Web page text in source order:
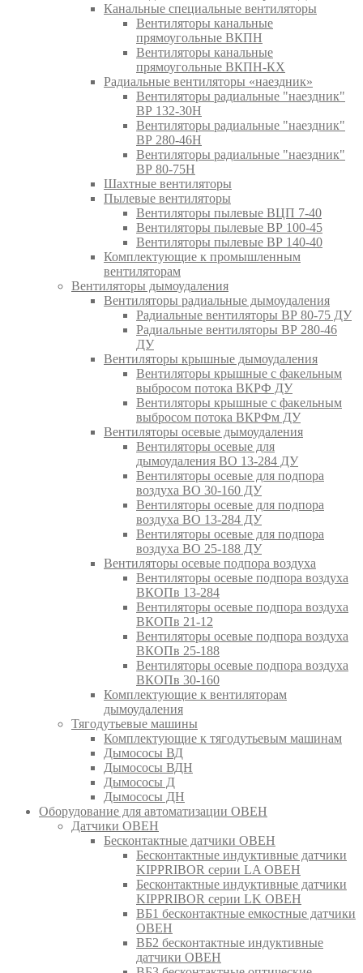
Канальные специальные вентиляторы
Вентиляторы канальные
прямоугольные ВКПН
Вентиляторы канальные
прямоугольные ВКПН-КХ
Радиальные вентиляторы «наездник»
Вентиляторы радиальные "наездник"
ВР 132-30Н
Вентиляторы радиальные "наездник"
ВР 280-46Н
Вентиляторы радиальные "наездник"
ВР 80-75Н
Шахтные вентиляторы
Пылевые вентиляторы
Вентиляторы пылевые ВЦП 7-40
Вентиляторы пылевые ВР 100-45
Вентиляторы пылевые ВР 140-40
Комплектующие к промышленным
вентиляторам
Вентиляторы дымоудаления
Вентиляторы радиальные дымоудаления
Радиальные вентиляторы ВР 80-75 ДУ
Радиальные вентиляторы ВР 280-46
ДУ
Вентиляторы крышные дымоудаления
Вентиляторы крышные с факельным
выбросом потока ВКРФ ДУ
Вентиляторы крышные с факельным
выбросом потока ВКРФм ДУ
Вентиляторы осевые дымоудаления
Вентиляторы осевые для
дымоудаления ВО 13-284 ДУ
Вентиляторы осевые для подпора
воздуха ВО 30-160 ДУ
Вентиляторы осевые для подпора
воздуха ВО 13-284 ДУ
Вентиляторы осевые для подпора
воздуха ВО 25-188 ДУ
Вентиляторы осевые подпора воздуха
Вентиляторы осевые подпора воздуха
ВКОПв 13-284
Вентиляторы осевые подпора воздуха
ВКОПв 21-12
Вентиляторы осевые подпора воздуха
ВКОПв 25-188
Вентиляторы осевые подпора воздуха
ВКОПв 30-160
Комплектующие к вентиляторам
дымоудаления
Тягодутьевые машины
Комплектующие к тягодутьевым машинам
Дымососы ВД
Дымососы ВДН
Дымососы Д
Дымососы ДН
Оборудование для автоматизации ОВЕН
Датчики ОВЕН
Бесконтактные датчики ОВЕН
Бесконтактные индуктивные датчики
KIPPRIBOR серии LA ОВЕН
Бесконтактные индуктивные датчики
KIPPRIBOR серии LK ОВЕН
ВБ1 бесконтактные емкостные датчики
ОВЕН
ВБ2 бесконтактные индуктивные
датчики ОВЕН